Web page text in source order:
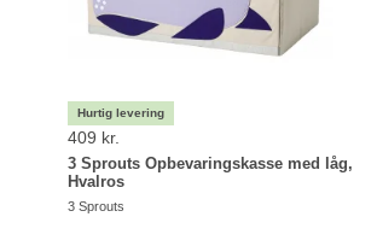
409 kr.
3 Sprouts Opbevaringskasse med låg,
Hvalros
3 Sprouts